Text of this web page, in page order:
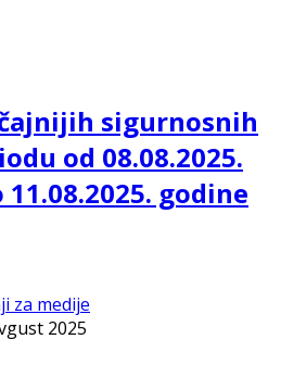
sigurnosnih
od 08.08.2025.
godine
za medije
2025